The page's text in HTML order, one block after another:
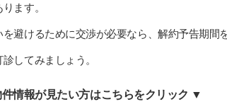
ます。
避けるために交渉が必要なら、解約予告期間
してみましょう。
情報が見たい方はこちらをクリック ▼